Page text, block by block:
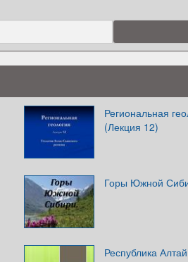
Региональная
(Лекция 12)
Горы Южной
Республика Алтай